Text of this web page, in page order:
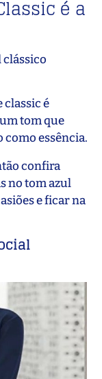
é a
classic é
tom que
como essência.
confira
no tom azul
e ficar na